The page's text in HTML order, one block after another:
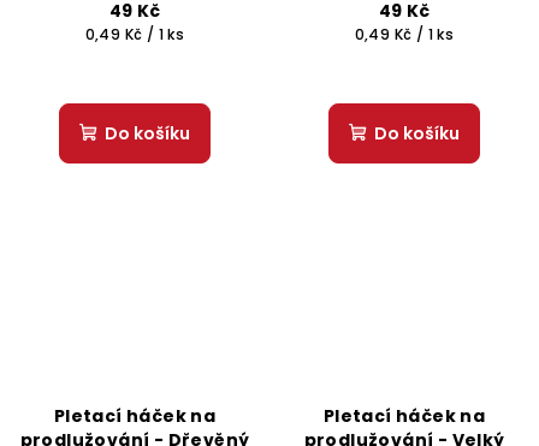
49 Kč
Měrná
0,49 Kč / 1 ks
Do košíku
49 Kč
Měrná
0,49 Kč / 1 ks
Do košíku
Pletací háček na
prodlužování - Dřevěný
Pletací háček na
prodlužování - Velký